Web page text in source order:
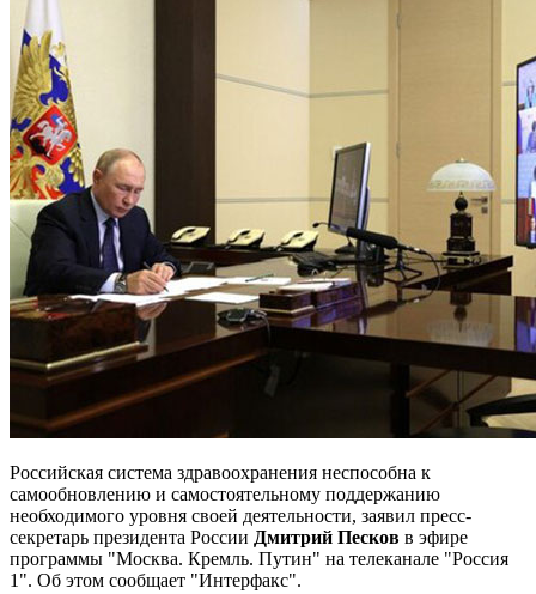
Российская система здравоохранения неспособна к
самообновлению и самостоятельному поддержанию
необходимого уровня своей деятельности, заявил пресс-
секретарь президента России Дмитрий Песков в эфире
программы "Москва. Кремль. Путин" на телеканале "Россия
1". Об этом сообщает "Интерфакс".